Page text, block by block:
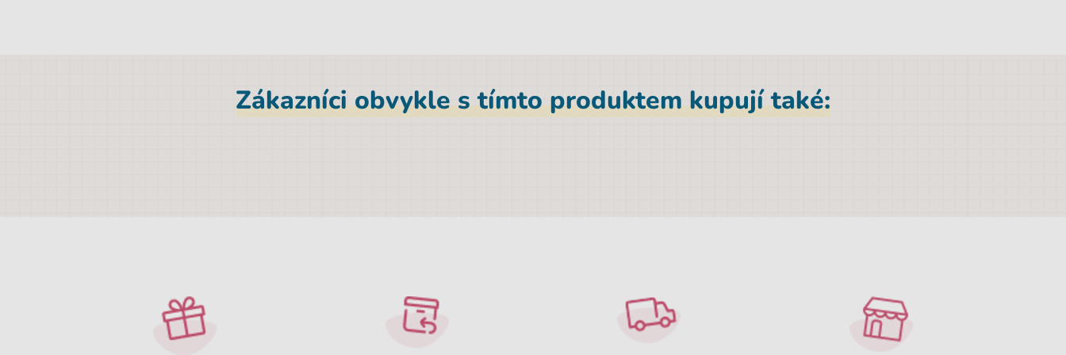
Zákazníci obvykle s tímto produktem kupují také: